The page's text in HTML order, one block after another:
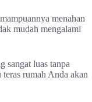
menahan
mudah mengalami
sangat luas tanpa
rumah Anda akan